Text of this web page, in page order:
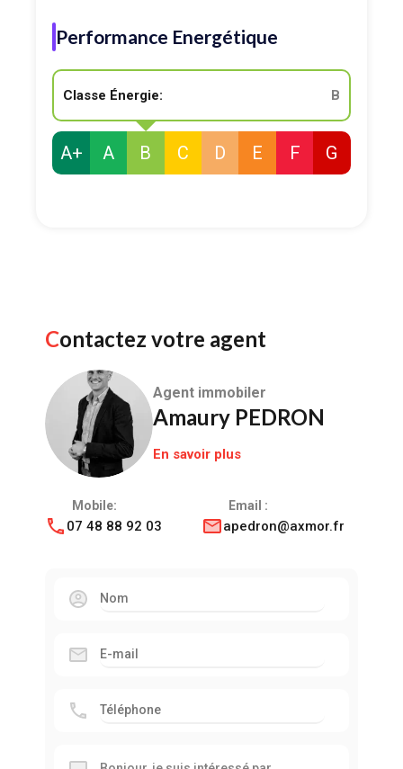
Performance Energétique
Classe Énergie: B
A+ A B C D E F G
Contactez votre agent
Agent immobiler
Amaury PEDRON
En savoir plus
Mobile:
07 48 88 92 03
Email :
apedron@axmor.fr